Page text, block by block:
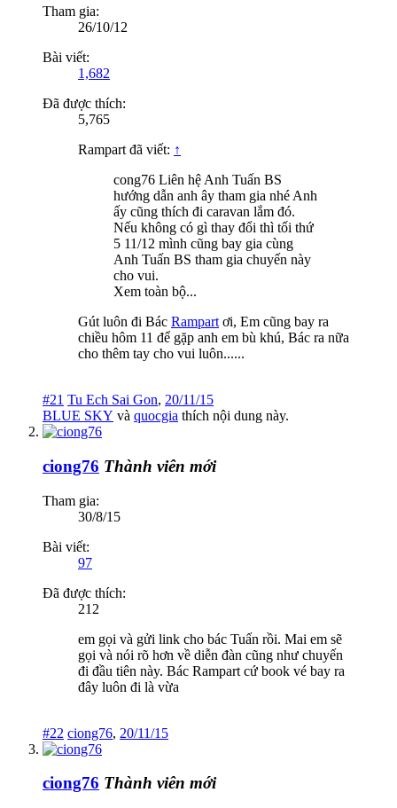
Tham gia:
26/10/12
Bài viết:
1,682
Đã được thích:
5,765
Rampart đã viết: ↑
cong76 Liên hệ Anh Tuấn BS
hướng dẫn anh ây tham gia nhé Anh
ấy cũng thích đi caravan lắm đó.
Nếu không có gì thay đổi thì tối thứ
5 11/12 mình cũng bay gia cùng
Anh Tuấn BS tham gia chuyến này
cho vui.
Xem toàn bộ...
Gút luôn đi Bác Rampart ơi, Em cũng bay ra
chiều hôm 11 để gặp anh em bù khú, Bác ra nữa
cho thêm tay cho vui luôn......
#21 Tu Ech Sai Gon, 20/11/15
BLUE SKY và quocgia thích nội dung này.
ciong76 Thành viên mới
Tham gia:
30/8/15
Bài viết:
97
Đã được thích:
212
em gọi và gửi link cho bác Tuấn rồi. Mai em sẽ
gọi và nói rõ hơn về diễn đàn cũng như chuyến
đi đầu tiên này. Bác Rampart cứ book vé bay ra
đây luôn đi là vừa
#22 ciong76, 20/11/15
ciong76 Thành viên mới